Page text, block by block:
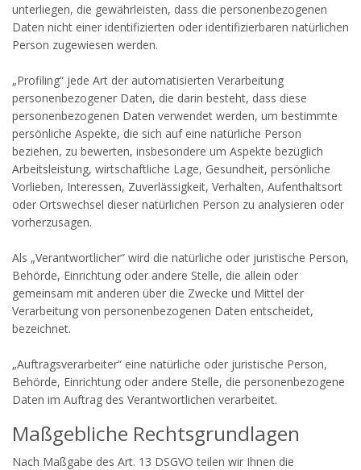
unterliegen, die gewährleisten, dass die personenbezogenen
Daten nicht einer identifizierten oder identifizierbaren natürlichen
Person zugewiesen werden.
„Profiling“ jede Art der automatisierten Verarbeitung
personenbezogener Daten, die darin besteht, dass diese
personenbezogenen Daten verwendet werden, um bestimmte
persönliche Aspekte, die sich auf eine natürliche Person
beziehen, zu bewerten, insbesondere um Aspekte bezüglich
Arbeitsleistung, wirtschaftliche Lage, Gesundheit, persönliche
Vorlieben, Interessen, Zuverlässigkeit, Verhalten, Aufenthaltsort
oder Ortswechsel dieser natürlichen Person zu analysieren oder
vorherzusagen.
Als „Verantwortlicher“ wird die natürliche oder juristische Person,
Behörde, Einrichtung oder andere Stelle, die allein oder
gemeinsam mit anderen über die Zwecke und Mittel der
Verarbeitung von personenbezogenen Daten entscheidet,
bezeichnet.
„Auftragsverarbeiter“ eine natürliche oder juristische Person,
Behörde, Einrichtung oder andere Stelle, die personenbezogene
Daten im Auftrag des Verantwortlichen verarbeitet.
Maßgebliche Rechtsgrundlagen
Nach Maßgabe des Art. 13 DSGVO teilen wir Ihnen die